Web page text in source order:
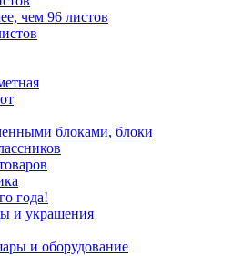
чем 96 листов
блоками, блоки
года!
и украшения
и оборудование